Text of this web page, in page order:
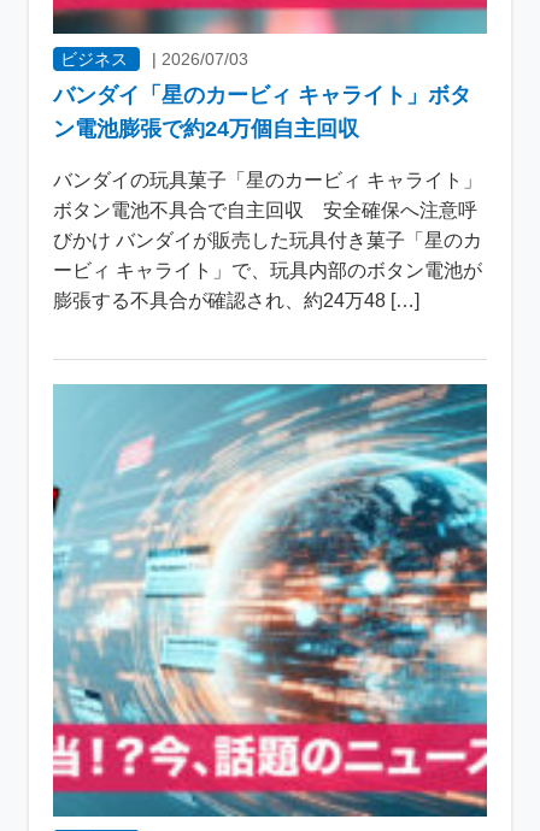
ビジネス |2026/07/03
バンダイ「星のカービィ キャライト」ボタ
ン電池膨張で約24万個自主回収
バンダイの玩具菓子「星のカービィ キャライト」
ボタン電池不具合で自主回収 安全確保へ注意呼
びかけ バンダイが販売した玩具付き菓子「星のカ
ービィ キャライト」で、玩具内部のボタン電池が
膨張する不具合が確認され、約24万48 […]